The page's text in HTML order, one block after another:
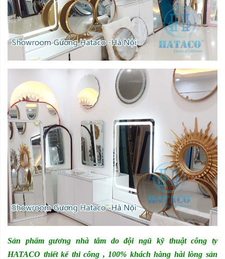
Sản phẩm gương nhà tắm do đội ngũ kỹ thuật công ty
HATACO thiết kế thi công , 100% khách hàng hài lòng sản